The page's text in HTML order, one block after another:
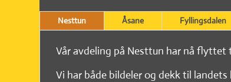
Nesttun Åsane Fyllingsdalen
Vår avdeling på Nesttun har nå flyttet
Vi har både bildeler og dekk til landets